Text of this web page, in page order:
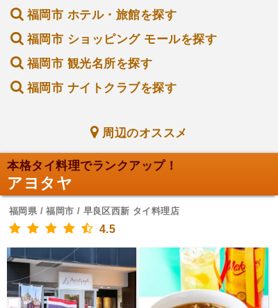
福岡市 ホテル・旅館を探す
福岡市 ショッピング モールを探す
福岡市 観光名所を探す
福岡市 ナイトクラブを探す
周辺のオススメ
本格タイ料理でランクアップ！
アヨタヤ
福岡県 / 福岡市 / 早良区西新 タイ料理店
4.5